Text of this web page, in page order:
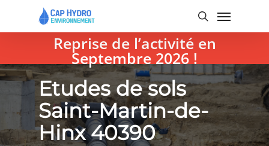
Menu
Reprise de l’activité en
Septembre 2026 !
Etudes de sols
Saint-Martin-de-
Hinx 40390